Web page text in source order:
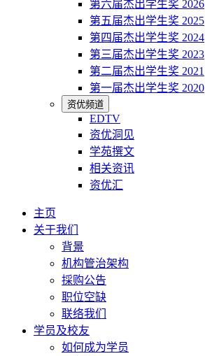
第六届杰出学生奖 2026
第五届杰出学生奖 2025
第四届杰出学生奖 2024
第三届杰出学生奖 2023
第二届杰出学生奖 2021
第一届杰出学生奖 2020
资优频道
EDTV
资优洞见
学苑撰文
相关资讯
资优汇
主页
关于我们
背景
机构管治架构
採购公告
职位空缺
联络我们
学员及校友
如何成为学员